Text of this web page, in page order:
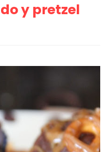
y pretzel